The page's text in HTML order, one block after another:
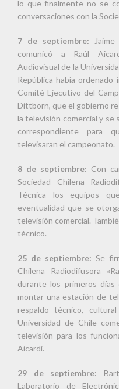
lo que finalmente no se
conversaciones con la
7 de septiembre:
comunicó a Raúl
Audiovisual de la
República había
Comité Ejecutivo del
Dittborn, que el gobierno
la televisión comercial y se
correspondiente para
televisaran el campeonato.
8 de septiembre: Con
Sociedad Chilena
Técnica los equipos
eventualidad que se
televisión comercial.
técnico.
25 de septiembre: Se
Chilena Radiodifusora
durante los primeros
montar una estación de
respaldo técnico,
Universidad de Chile
televisión para los
Aicardi.
29 de septiembre:
Laboratorio de